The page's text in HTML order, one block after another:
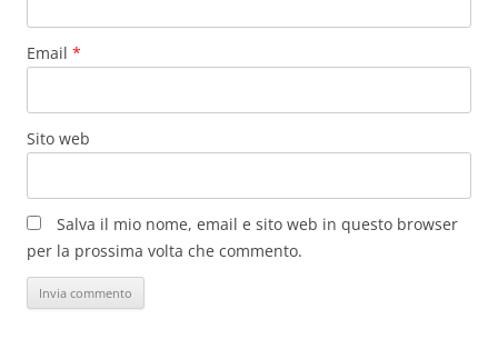
Email *
Sito web
Salva il mio nome, email e sito web in questo browser
per la prossima volta che commento.